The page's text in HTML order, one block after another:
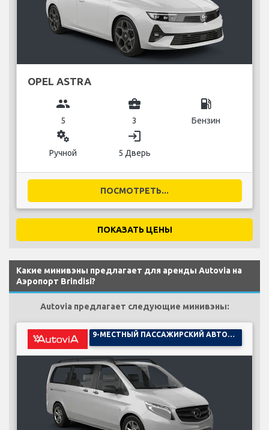
OPEL ASTRA
group
5
business_center
3
local_gas_station
Бензин
miscellaneous_services
Ручной
login
5 Дверь
ПОСМОТРЕТЬ...
ПОКАЗАТЬ ЦЕНЫ
Какие минивэны предлагает для аренды Autovia на
Аэропорт Brindisi?
Autovia предлагает следующие минивэны: